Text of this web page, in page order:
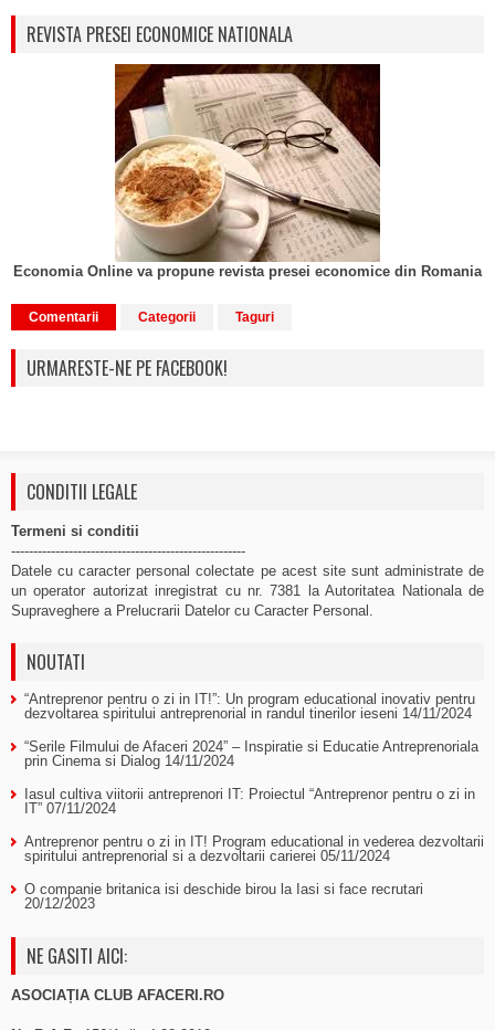
REVISTA PRESEI ECONOMICE NATIONALA
Economia Online va propune revista presei economice din Romania
Comentarii Categorii Taguri
URMARESTE-NE PE FACEBOOK!
CONDITII LEGALE
Termeni si conditii
-----------------------------------------------------
Datele cu caracter personal colectate pe acest site sunt administrate de
un operator autorizat inregistrat cu nr. 7381 la Autoritatea Nationala de
Supraveghere a Prelucrarii Datelor cu Caracter Personal.
NOUTATI
“Antreprenor pentru o zi in IT!”: Un program educational inovativ pentru
dezvoltarea spiritului antreprenorial in randul tinerilor ieseni 14/11/2024
“Serile Filmului de Afaceri 2024” – Inspiratie si Educatie Antreprenoriala
prin Cinema si Dialog 14/11/2024
Iasul cultiva viitorii antreprenori IT: Proiectul “Antreprenor pentru o zi in
IT” 07/11/2024
Antreprenor pentru o zi in IT! Program educational in vederea dezvoltarii
spiritului antreprenorial si a dezvoltarii carierei 05/11/2024
O companie britanica isi deschide birou la Iasi si face recrutari
20/12/2023
NE GASITI AICI:
ASOCIAȚIA CLUB AFACERI.RO